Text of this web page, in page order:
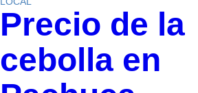
Precio de la
cebolla en